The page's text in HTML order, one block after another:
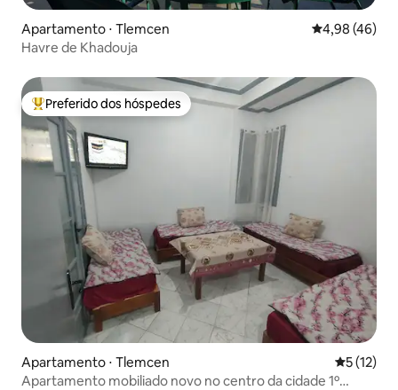
Apartamento ⋅ Tlemcen 4,98 de uma
4,98 (46)
Havre de Khadouja
Entre os melhores preferidos dos hóspedes
Preferido dos hóspedes
Apartamento ⋅ Tlemcen 5 de uma
5 (12)
Apartamento mobiliado novo no centro da cidade 1º